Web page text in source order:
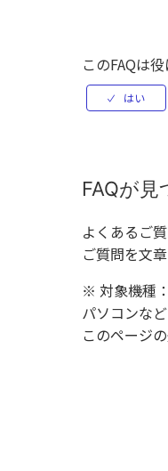
このFAQは
FAQが
よくあるご
ご質問を文
※ 対象機種
パソコンな
このページ